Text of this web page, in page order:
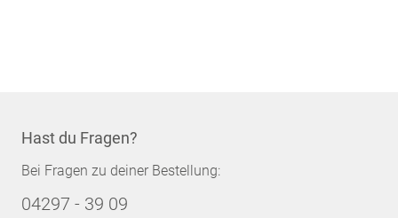
Hast du Fragen?
Bei Fragen zu deiner Bestellung:
04297 - 39 09